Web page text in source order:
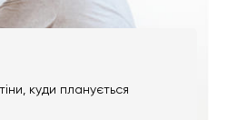
куди планується